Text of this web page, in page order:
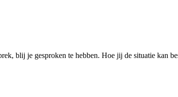
blij je gesproken te hebben. Hoe jij de situatie kan